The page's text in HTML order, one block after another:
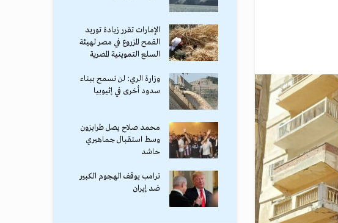
الإمارات تقرر زيادة توريد
القمح المزروع في مصر لهيئة
السلع التموينية المصرية
وزارة الري: لن نسمح ببناء
سدود أخرى في إثيوبيا
محمد صلاح يصل طرابزون
وسط استقبال جماهيري
حاشد
ترامب يوقف الهجوم الكبير
ضد إيران